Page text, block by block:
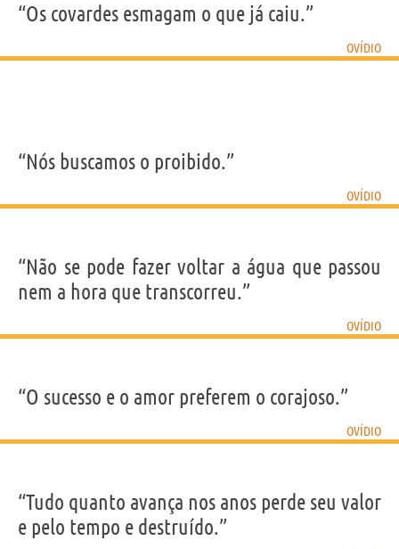
“Os covardes esmagam o que já caiu.”
OVÍDIO
“Nós buscamos o proibido.”
OVÍDIO
“Não se pode fazer voltar a água que passou
nem a hora que transcorreu.”
OVÍDIO
“O sucesso e o amor preferem o corajoso.”
OVÍDIO
“Tudo quanto avança nos anos perde seu valor
e pelo tempo e destruído.”